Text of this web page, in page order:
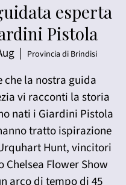
esperta
Pistola
  |
Provincia di Brindisi
che la nostra guida
vi racconti la storia
nati i Giardini Pistola
tratto ispirazione
Hunt, vincitori
Chelsea Flower Show
arco di tempo di 45